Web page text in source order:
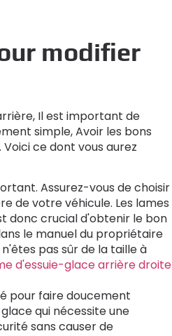
modifier
Il est important de
simple, Avoir les bons
ce dont vous aurez
Assurez-vous de choisir
de votre véhicule. Les lames
donc crucial d'obtenir le bon
le manuel du propriétaire
pas sûr de la taille à
d'essuie-glace arrière droite
pour faire doucement
qui nécessite une
sans causer de